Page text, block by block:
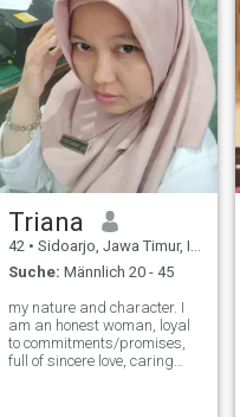
Triana
42 • Sidoarjo, Jawa Timur, Indonesien
Suche: Männlich 20 - 45
my nature and character. I
am an honest woman, loyal
to commitments/promises,
full of sincere love, caring